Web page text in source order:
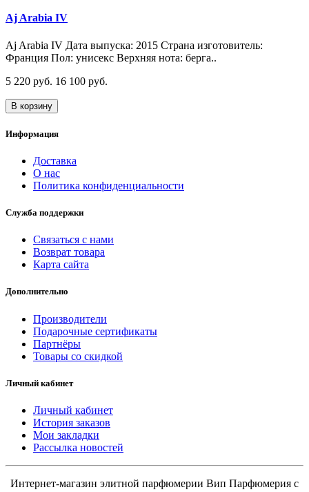
Aj Arabia IV
Aj Arabia IV Дата выпуска: 2015 Страна изготовитель:
Франция Пол: унисекс Верхняя нота: берга..
5 220 руб. 16 100 руб.
В корзину
Информация
Доставка
О нас
Политика конфиденциальности
Служба поддержки
Связаться с нами
Возврат товара
Карта сайта
Дополнительно
Производители
Подарочные сертификаты
Партнёры
Товары со скидкой
Личный кабинет
Личный кабинет
История заказов
Мои закладки
Рассылка новостей
Интернет-магазин элитной парфюмерии Вип Парфюмерия с